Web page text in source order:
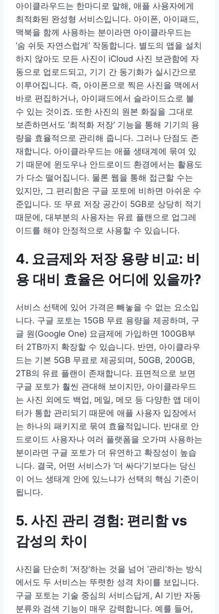
아이클라우드는 한마디로 말해, 애플 사용자에게
최적화된 완성형 서비스입니다. 아이폰, 아이패드,
맥북을 함께 사용하는 분이라면 아이클라우드는
‘숨 쉬듯 자연스럽게’ 작동합니다. 별도의 앱을 설치
하지 않아도 모든 사진이 iCloud 사진 보관함에 자
동으로 업로드되고, 기기 간 동기화가 실시간으로
이루어집니다. 즉, 아이폰으로 찍은 사진을 맥에서
바로 편집하거나, 아이패드에서 슬라이드쇼로 볼
수 있는 것이죠. 또한 사진의 원본 화질을 그대로
보존하면서도 ‘최적화 저장’ 기능을 통해 기기의 용
량을 효율적으로 관리해 줍니다. 그러나 단점도 존
재합니다. 아이클라우드는 애플 생태계에 묶여 있
기 때문에 윈도우나 안드로이드 환경에서는 활용도
가 다소 떨어집니다. 물론 웹을 통해 접근할 수는
있지만, 그 편리함은 구글 포토에 비하면 아쉬운 수
준입니다. 또 무료 저장 공간이 5GB로 상당히 적기
때문에, 대부분의 사용자는 유료 플랜으로 업그레
이드를 해야 안정적으로 사용할 수 있습니다.
4. 요금제와 저장 용량 비교: 비
용 대비 효율은 어디에 있을까?
서비스 선택에 있어 가격은 빼놓을 수 없는 요소입
니다. 구글 포토는 15GB 무료 용량을 제공하며, 구
글 원(Google One) 요금제에 가입하면 100GB부
터 2TB까지 확장할 수 있습니다. 반면, 아이클라우
드는 기본 5GB 무료로 제공되며, 50GB, 200GB,
2TB의 유료 플랜이 존재합니다. 표면적으로 보면
구글 포토가 훨씬 관대해 보이지만, 아이클라우드
는 사진 외에도 백업, 메일, 메모 등 다양한 앱 데이
터가 통합 관리되기 때문에 애플 사용자 입장에서
는 하나의 패키지로 묶여 효율적입니다. 반대로 안
드로이드 사용자나 여러 플랫폼을 오가며 사용하는
분이라면 구글 포토가 더 유연하고 확장성이 높습
니다. 결국, 어떤 서비스가 ‘더 싸다’기보다는 당신
이 어느 생태계 안에 있느냐가 선택의 핵심 기준이
됩니다.
5. 사진 관리 경험: 편리함 vs
감성의 차이
사진을 단순히 ‘저장’하는 것을 넘어 ‘관리’하는 방식
에서도 두 서비스는 뚜렷한 성격 차이를 보입니다.
구글 포토는 기술 중심의 서비스답게, AI 기반 자동
분류와 검색 기능이 매우 강력합니다. 예를 들어,